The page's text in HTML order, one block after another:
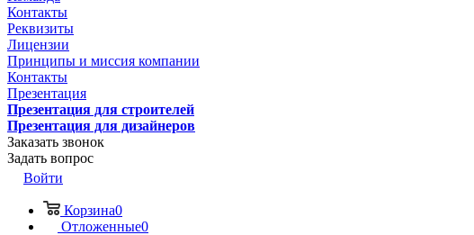
Контакты
Реквизиты
Лицензии
Принципы и миссия компании
Контакты
Презентация
Презентация для строителей
Презентация для дизайнеров
Заказать звонок
Задать вопрос
Войти
Корзина0
Отложенные0